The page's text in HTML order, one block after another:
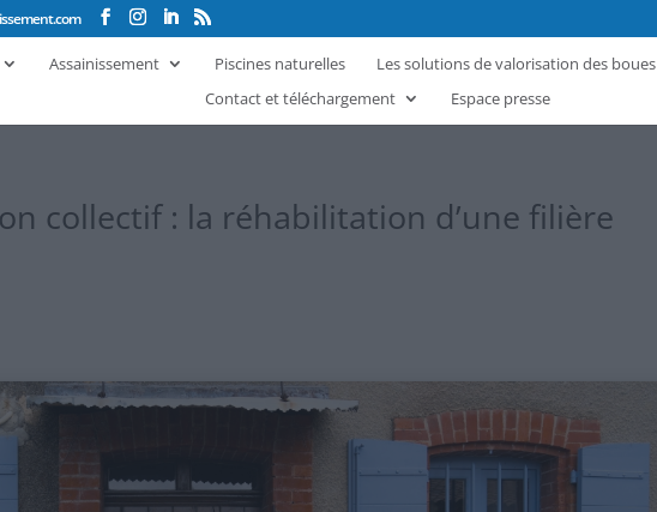
Assainissement Piscines naturelles Les solutions de valorisation des boues
Contact et téléchargement
Espace presse
collectif : la réhabilitation d’une filière